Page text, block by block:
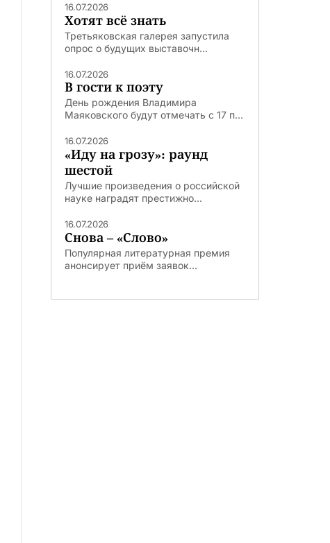
16.07.2026
Хотят всё знать
Третьяковская галерея запустила
опрос о будущих выставочн...
16.07.2026
В гости к поэту
День рождения Владимира
Маяковского будут отмечать с 17 п...
16.07.2026
«Иду на грозу»: раунд
шестой
Лучшие произведения о российской
науке наградят престижно...
16.07.2026
Снова – «Слово»
Популярная литературная премия
анонсирует приём заявок...